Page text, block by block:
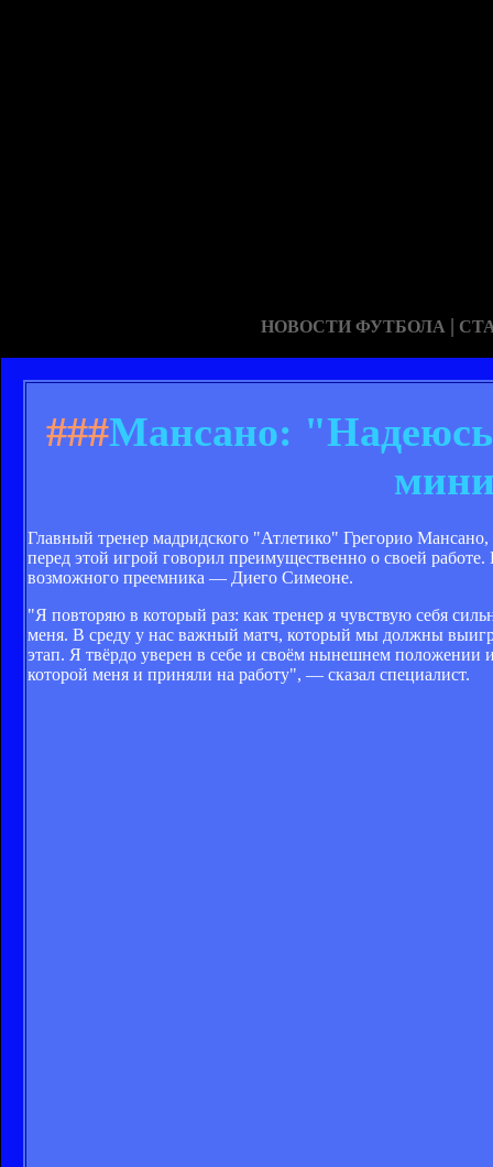
НОВОСТИ ФУТБОЛА |
###Мансано:
Главный тренер мадридского "Атлетико" Грегорио
перед этой игрой говорил преимущественно о своей
возможного преемника — Диего Симеоне.
"Я повторяю в который раз: как тренер я чувствую себя
меня. В среду у нас важный матч, который мы должны
этап. Я твёрдо уверен в себе и своём нынешнем положении
которой меня и приняли на работу", — сказал специалист.